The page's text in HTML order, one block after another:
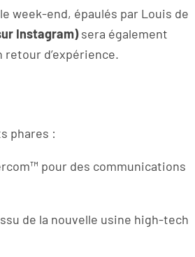
week-end, épaulés par Louis de
Instagram)sera également
d’expérience.
phares :
pour des communications
de la nouvelle usine high-tech